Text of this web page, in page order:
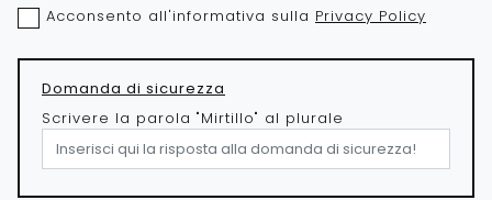
Acconsento all'informativa sulla Privacy Policy
Domanda di sicurezza
Scrivere la parola "Mirtillo" al plurale